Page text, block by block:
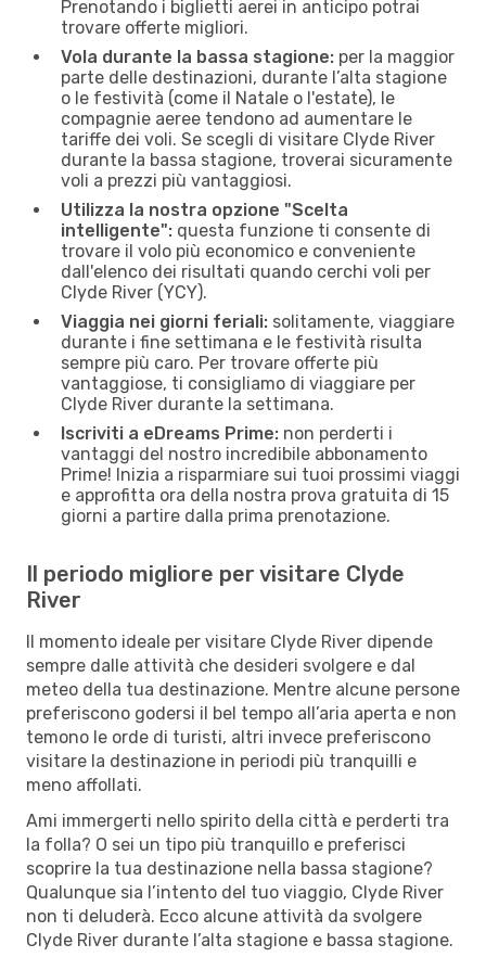
Prenotando i biglietti aerei in anticipo potrai
trovare offerte migliori.
Vola durante la bassa stagione: per la maggior
parte delle destinazioni, durante l’alta stagione
o le festività (come il Natale o l'estate), le
compagnie aeree tendono ad aumentare le
tariffe dei voli. Se scegli di visitare Clyde River
durante la bassa stagione, troverai sicuramente
voli a prezzi più vantaggiosi.
Utilizza la nostra opzione "Scelta
intelligente": questa funzione ti consente di
trovare il volo più economico e conveniente
dall'elenco dei risultati quando cerchi voli per
Clyde River (YCY).
Viaggia nei giorni feriali: solitamente, viaggiare
durante i fine settimana e le festività risulta
sempre più caro. Per trovare offerte più
vantaggiose, ti consigliamo di viaggiare per
Clyde River durante la settimana.
Iscriviti a eDreams Prime: non perderti i
vantaggi del nostro incredibile abbonamento
Prime! Inizia a risparmiare sui tuoi prossimi viaggi
e approfitta ora della nostra prova gratuita di 15
giorni a partire dalla prima prenotazione.
Il periodo migliore per visitare Clyde
River
Il momento ideale per visitare Clyde River dipende
sempre dalle attività che desideri svolgere e dal
meteo della tua destinazione. Mentre alcune persone
preferiscono godersi il bel tempo all’aria aperta e non
temono le orde di turisti, altri invece preferiscono
visitare la destinazione in periodi più tranquilli e
meno affollati.
Ami immergerti nello spirito della città e perderti tra
la folla? O sei un tipo più tranquillo e preferisci
scoprire la tua destinazione nella bassa stagione?
Qualunque sia l’intento del tuo viaggio, Clyde River
non ti deluderà. Ecco alcune attività da svolgere
Clyde River durante l’alta stagione e bassa stagione.